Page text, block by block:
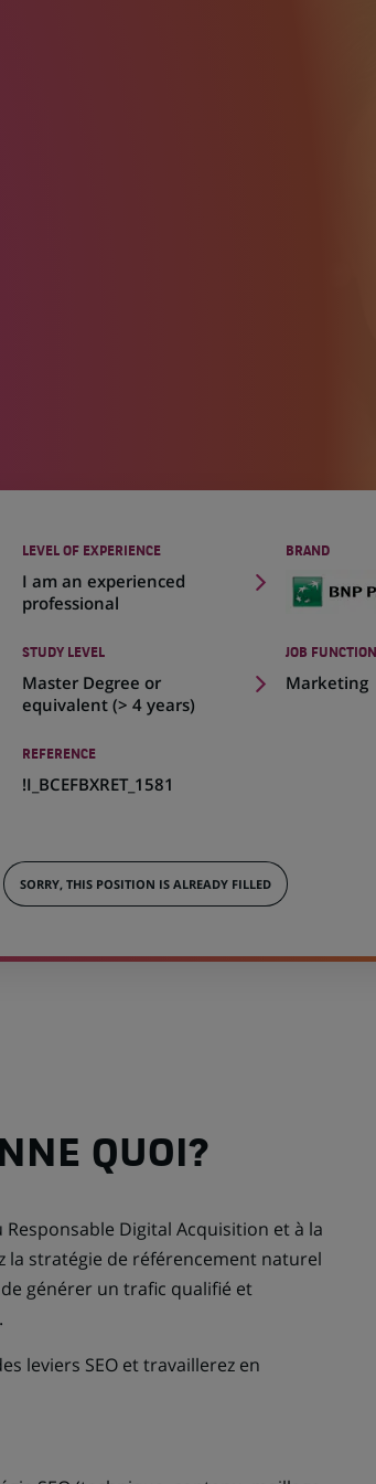
LEVEL OF EXPERIENCE
I am an experienced
professional
BRAND
STUDY LEVEL
Master Degree or
equivalent (> 4 years)
JOB FUNCTION
Marketing
REFERENCE
!I_BCEFBXRET_1581
SORRY, THIS POSITION IS ALREADY FILLED
QUOI?
Responsable Digital Acquisition et à la
la stratégie de référencement naturel
générer un trafic qualifié et
leviers SEO et travaillerez en